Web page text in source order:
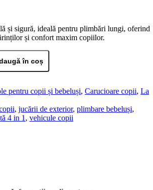
și sigură, ideală pentru plimbări lungi, oferind
și confort maxim copiilor.
în coș
pentru copii și bebeluși, Carucioare copii, La
, jucării de exterior, plimbare bebeluși,
4 in 1 , vehicule copii